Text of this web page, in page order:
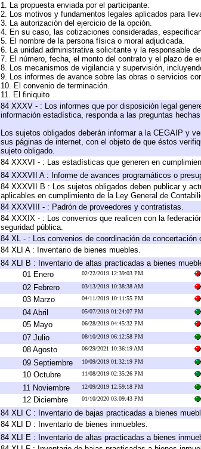
1. La propuesta enviada por el participante.
2. Los motivos y fundamentos legales aplicados para
3. La autorización del ejercicio de la opción.
4. En su caso, las cotizaciones consideradas,
5. El nombre de la persona física o moral adjudicada.
6. La unidad administrativa solicitante y la responsable
7. El número, fecha, el monto del contrato y el plazo de
8. Los mecanismos de vigilancia y supervisión,
9. Los informes de avance sobre las obras o servicios
10. El convenio de terminación.
11. El finiquito
84 XXXV - : Los informes que por disposición legal
información estadística, responda a las preguntas
Los sujetos obligados deberán informar a la CEGAIP y
sus páginas de internet, con el objeto de que éstos
sujeto obligado.
84 XXXVI - : Las estadísticas que generen en
84 XXXVII A : Informe de avances programáticos o
84 XXXVII B : Los sujetos obligados deben publicar y
aplicables en cumplimiento de la Ley General de
84 XXXVIII - : Padrón de proveedores y contratistas.
84 XXXIX - : Los convenios que realicen con la
seguridad pública.
84 XL - : Los convenios de coordinación de
84 XLI A : Inventario de bienes muebles.
84 XLI B : Inventario de altas practicadas a bienes
01 Enero
02/22/2019 12:39:03 PM
02 Febrero 03/13/2019 10:38:38 AM
03 Marzo 04/11/2019 10:11:55 PM
04 Abril 05/07/2019 01:24:07 PM
05 Mayo 06/28/2019 04:45:32 PM
07 Julio 08/10/2019 06:12:58 PM
08 Agosto 06/29/2021 10:36:19 AM
09 Septiembre 10/09/2019 01:32:19 PM
10 Octubre 11/08/2019 02:35:26 PM
11 Noviembre 12/09/2019 12:59:18 PM
12 Diciembre 01/10/2020 03:09:43 PM
84 XLI C : Inventario de bajas practicadas a bienes
84 XLI D : Inventario de bienes inmuebles.
84 XLI E : Inventario de altas practicadas a bienes